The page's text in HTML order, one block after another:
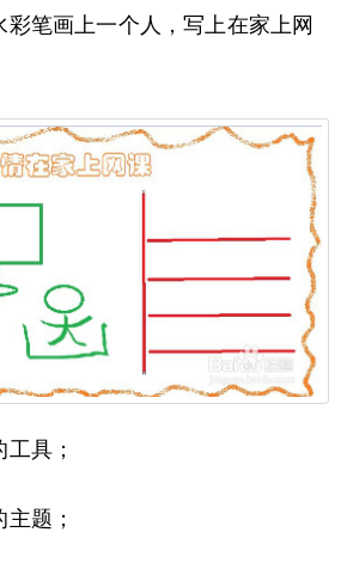
彩笔画上一个人，写上在家上网
具；
题；